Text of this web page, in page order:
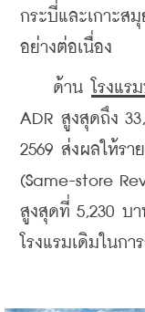
กระบี่และเกาะส
อย่างต่อเนื่อง
ด้าน โรงแร
ADR สูงสุดถึง
2569 ส่งผลให้รา
(Same-store
สูงสุดที่ 5,230 บ
โรงแรมเดิมในกา